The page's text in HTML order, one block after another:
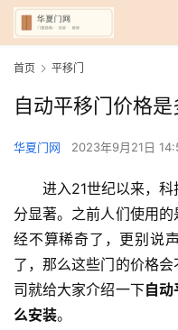
首页 平移门
自动平移门价格是
华夏门网 2023年9月21日
进入21世纪以来，
分显著。之前人们使用
经不算稀奇了，更别说
了，那么这些门的价格
司就给大家介绍一下自动
么安装。